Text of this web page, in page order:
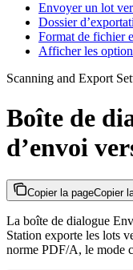
Envoyer un lot
Dossier
Format de fichier
Afficher les
Scanning and Export
Boîte de
d’envoi
Copier la pageCopier
La boîte de dialogue
Station exporte les lots
norme PDF/A, le mode